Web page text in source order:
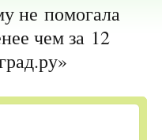
не помогала
чем за 12